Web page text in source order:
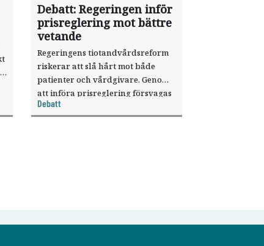
Debatt: Regeringen inför
prisreglering mot bättre
vetande
Regeringens tiotandvårdsreform
riskerar att slå hårt mot både
patienter och vårdgivare. Genom
att införa prisreglering försvagas
tandvården där den behövs som
mest, skriver Privattandläkarna.
Debatt